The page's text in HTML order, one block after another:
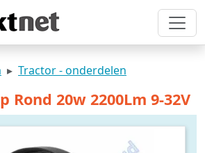
Tractor - onderdelen
Rond 20w 2200Lm 9-32V